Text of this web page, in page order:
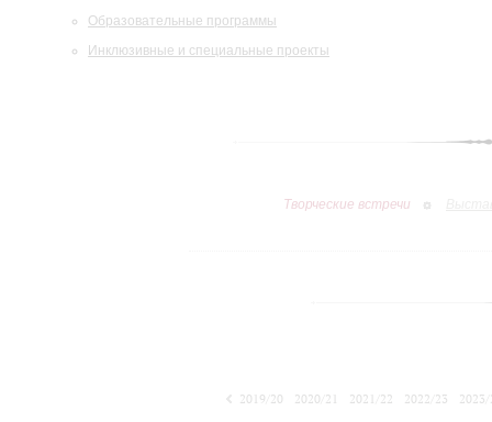
Образовательные программы
Инклюзивные и специальные проекты
Творческие встречи
2019/20 2020/21 2021/22 2022/23